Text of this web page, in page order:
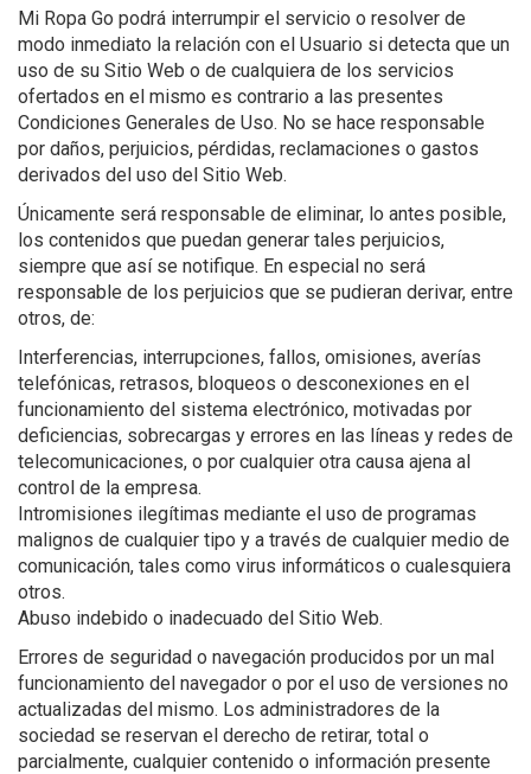
Mi Ropa Go podrá interrumpir el servicio o resolver de
modo inmediato la relación con el Usuario si detecta que un
uso de su Sitio Web o de cualquiera de los servicios
ofertados en el mismo es contrario a las presentes
Condiciones Generales de Uso. No se hace responsable
por daños, perjuicios, pérdidas, reclamaciones o gastos
derivados del uso del Sitio Web.
Únicamente será responsable de eliminar, lo antes posible,
los contenidos que puedan generar tales perjuicios,
siempre que así se notifique. En especial no será
responsable de los perjuicios que se pudieran derivar, entre
otros, de:
Interferencias, interrupciones, fallos, omisiones, averías
telefónicas, retrasos, bloqueos o desconexiones en el
funcionamiento del sistema electrónico, motivadas por
deficiencias, sobrecargas y errores en las líneas y redes de
telecomunicaciones, o por cualquier otra causa ajena al
control de la empresa.
Intromisiones ilegítimas mediante el uso de programas
malignos de cualquier tipo y a través de cualquier medio de
comunicación, tales como virus informáticos o cualesquiera
otros.
Abuso indebido o inadecuado del Sitio Web.
Errores de seguridad o navegación producidos por un mal
funcionamiento del navegador o por el uso de versiones no
actualizadas del mismo. Los administradores de la
sociedad se reservan el derecho de retirar, total o
parcialmente, cualquier contenido o información presente